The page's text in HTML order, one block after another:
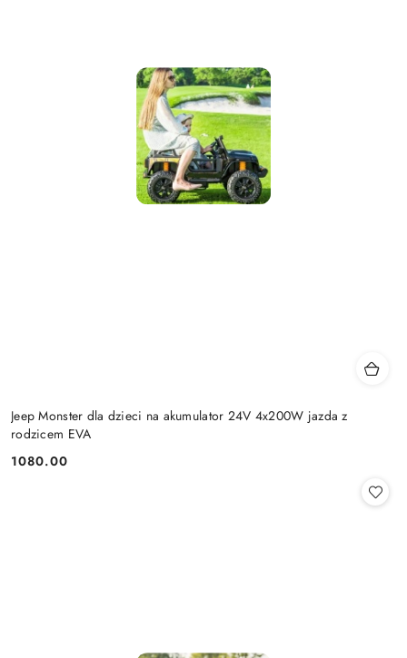
Jeep Monster dla dzieci na akumulator 24V 4x200W jazda z
rodzicem EVA
Cena:
1080.00